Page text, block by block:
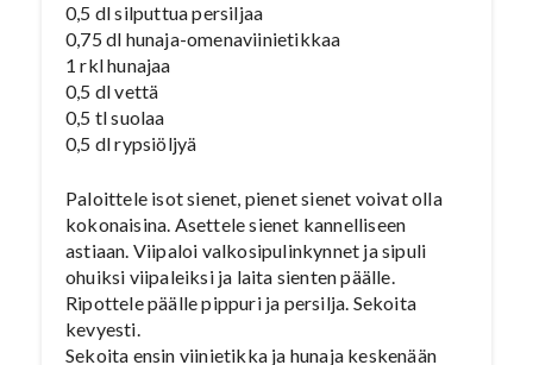
0,5 dl silputtua persiljaa
0,75 dl hunaja-omenaviinietikkaa
1 rkl hunajaa
0,5 dl vettä
0,5 tl suolaa
0,5 dl rypsiöljyä
Paloittele isot sienet, pienet sienet voivat olla
kokonaisina. Asettele sienet kannelliseen
astiaan. Viipaloi valkosipulinkynnet ja sipuli
ohuiksi viipaleiksi ja laita sienten päälle.
Ripottele päälle pippuri ja persilja. Sekoita
kevyesti.
Sekoita ensin viinietikka ja hunaja keskenään